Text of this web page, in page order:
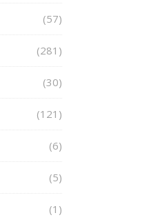
(57)
(281)
(30)
(121)
(6)
(5)
(1)